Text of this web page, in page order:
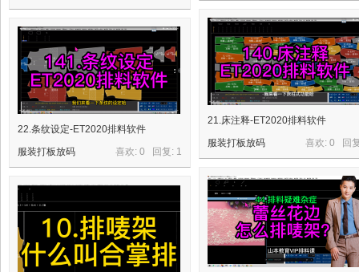
21.床注释-ET2020排料软件
喜欢: 0 回
服装打板放码
22.条纹设定-ET2020排料软件
喜欢: 0 回复: 1
服装打板放码